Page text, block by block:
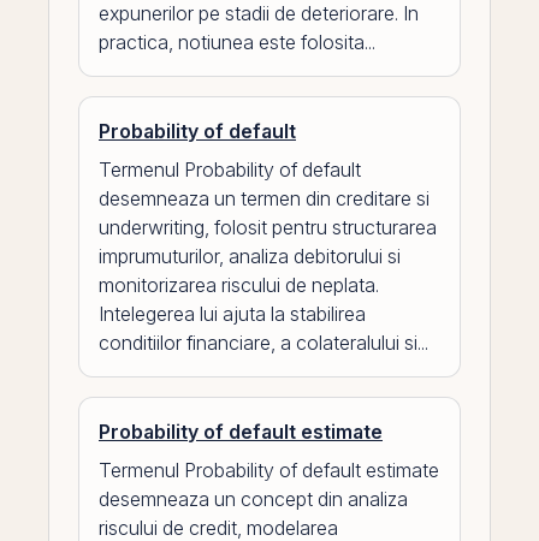
expunerilor pe stadii de deteriorare. In
practica, notiunea este folosita...
Probability of default
Termenul Probability of default
desemneaza un termen din creditare si
underwriting, folosit pentru structurarea
imprumuturilor, analiza debitorului si
monitorizarea riscului de neplata.
Intelegerea lui ajuta la stabilirea
conditiilor financiare, a colateralului si...
Probability of default estimate
Termenul Probability of default estimate
desemneaza un concept din analiza
riscului de credit, modelarea